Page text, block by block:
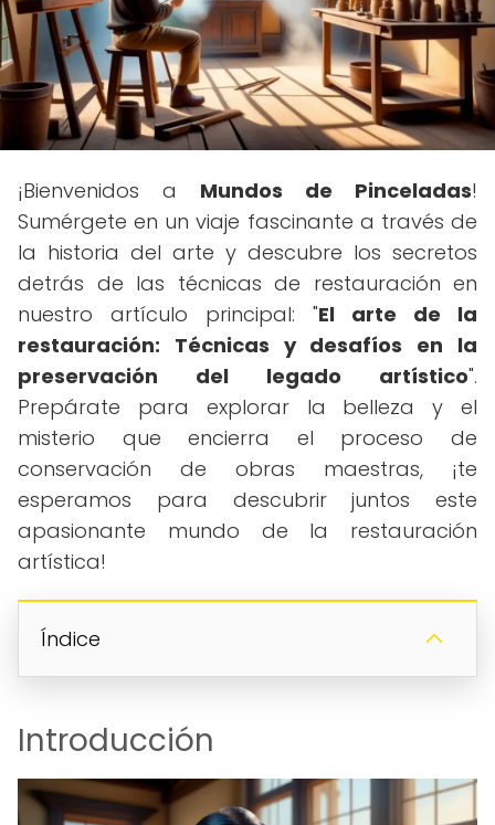
¡Bienvenidos a Mundos de Pinceladas!
Sumérgete en un viaje fascinante a través de
la historia del arte y descubre los secretos
detrás de las técnicas de restauración en
nuestro artículo principal: "El arte de la
restauración: Técnicas y desafíos en la
preservación del legado artístico".
Prepárate para explorar la belleza y el
misterio que encierra el proceso de
conservación de obras maestras, ¡te
esperamos para descubrir juntos este
apasionante mundo de la restauración
artística!
Índice
Introducción